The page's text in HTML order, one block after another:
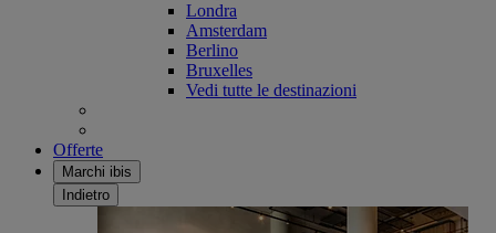
Londra
Amsterdam
Berlino
Bruxelles
Vedi tutte le destinazioni
Offerte
Marchi ibis
Indietro